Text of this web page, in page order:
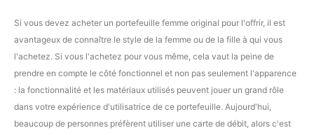
Si vous devez acheter un portefeuille femme original pour l'offrir, il est
avantageux de connaître le style de la femme ou de la fille à qui vous
l'achetez. Si vous l'achetez pour vous même, cela vaut la peine de
prendre en compte le côté fonctionnel et non pas seulement l'apparence
: la fonctionnalité et les matériaux utilisés peuvent jouer un grand rôle
dans votre expérience d'utilisatrice de ce portefeuille. Aujourd'hui,
beaucoup de personnes préfèrent utiliser une carte de débit, alors c'est